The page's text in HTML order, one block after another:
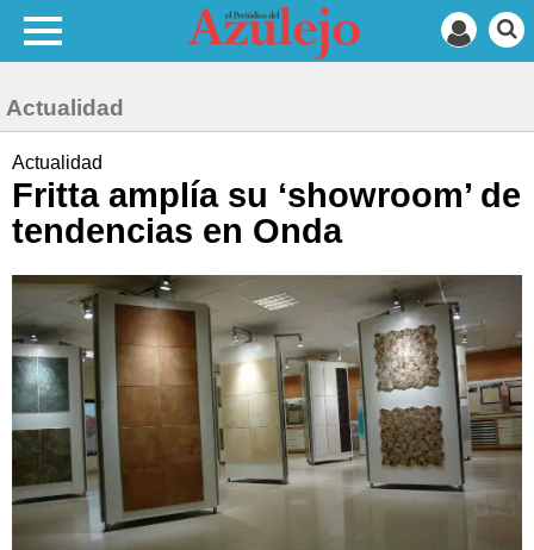
Actualidad
Actualidad
Fritta amplía su ‘showroom’ de
tendencias en Onda